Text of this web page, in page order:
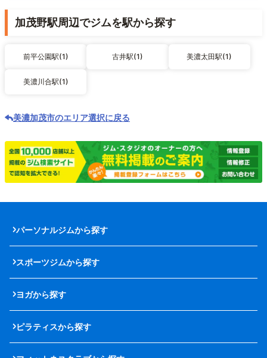
加茂野駅周辺でジムを駅から探す
前平公園駅(1) 古井駅(1) 美濃太田駅(1)
美濃川合駅(1)
美濃加茂市のエリア選択に戻る
パーソナルジムから探す
スポーツジムから探す
ヨガから探す
ピラティスから探す